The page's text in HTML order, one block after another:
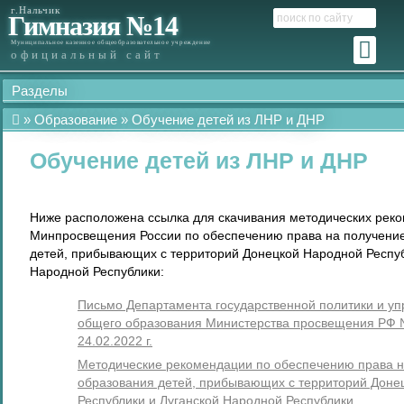
г.Нальчик
Гимназия №14
Муниципальное казенное общеобразовательное учреждение
официальный сайт
Разделы
Образование
Обучение детей из ЛНР и ДНР
Обучение детей из ЛНР и ДНР
Ниже расположена ссылка для скачивания методических
Минпросвещения России по обеспечению права на
детей, прибывающих с территорий Донецкой Народной
Народной Республики:
Письмо Департамента государственной политики и
общего образования Министерства просвещения РФ
24.02.2022 г.
Методические рекомендации по обеспечению права
образования детей, прибывающих с территорий
Республики и Луганской Народной Республики